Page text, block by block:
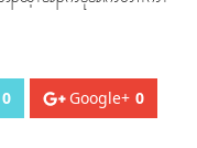
0 Google+ 0